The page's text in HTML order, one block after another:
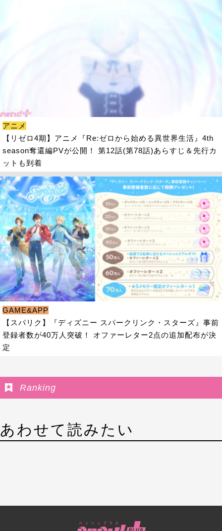
アニメ
【リゼロ4期】アニメ『Re:ゼロから始める異世界生活』4th
season奪還編PVが公開！ 第12話(第78話)あらすじ＆先行カ
ットも到着
GAME&APP
【スパリク】『ディズニー スパークリンク・スターズ』事前
登録者数が40万人突破！ オファーレター2点の追加配布が決
定
Ranking
あわせて読みたい